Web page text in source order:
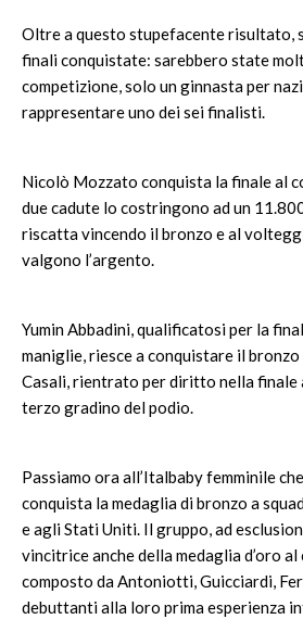
Oltre a questo stupefacente risultato,
finali conquistate: sarebbero state
competizione, solo un ginnasta per
rappresentare uno dei sei finalisti.
Nicolò Mozzato conquista la finale al
due cadute lo costringono ad un
riscatta vincendo il bronzo e al
valgono l’argento.
Yumin Abbadini, qualificatosi per la
maniglie, riesce a conquistare il
Casali, rientrato per diritto nella finale
terzo gradino del podio.
Passiamo ora all’Italbaby femminile
conquista la medaglia di bronzo a
e agli Stati Uniti. Il gruppo, ad
vincitrice anche della medaglia d’oro
composto da Antoniotti, Guicciardi,
debuttanti alla loro prima esperienza